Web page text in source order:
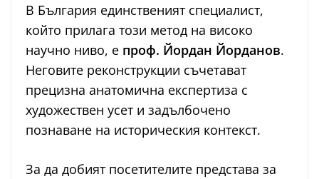
В България единственият специалист,
който прилага този метод на високо
научно ниво, е проф. Йордан Йорданов.
Неговите реконструкции съчетават
прецизна анатомична експертиза с
художествен усет и задълбочено
познаване на историческия контекст.
За да добият посетителите представа за